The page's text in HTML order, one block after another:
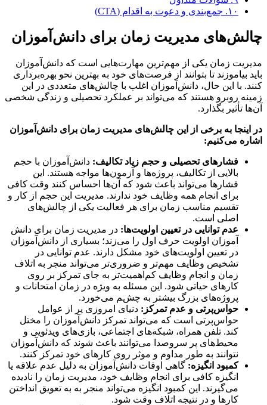
۱۰. جمع‌بندی و دعوت به اقدام (CTA)
مدیریت زمان برای دانش‌آموزان
زمان یکی از مهم‌ترین مهارت‌هایی است که دانش‌آموزان
بیاموزند تا بتوانند از فرصت‌های خود به بهترین نحو بهره‌برداری
با این حال، دانش‌آموزان اغلب با چالش‌های متعددی در این
روبرو هستند که می‌تواند بر عملکرد تحصیلی و زندگی شخصی
تأثیر بگذارد.
به برخی از این چالش‌های مدیریت زمان برای دانش‌آموزان
می‌کنیم:
فشارهای تحصیلی و حجم زیاد تکالیف:دانش‌آموزان با حجم
بالایی از تکالیف، پروژه‌ها و آزمون‌ها مواجه هستند. این
فشارها می‌تواند باعث شود که آن‌ها احساس کنند وقت کافی
برای انجام همه وظایف خود ندارند. مدیریت این حجم از کار و
تقسیم مناسب زمان برای هر فعالیت یکی از چالش‌های
اصلی است.
عدم توانایی در تعیین اولویت‌ها:در مدیریت زمان برای دانش
آموزان اولویت حرف اول را می‌زند؛ بسیاری از دانش‌آموزان
در تعیین اولویت‌های خود مشکل دارند. عدم توانایی در
تشخیص وظایف مهم‌تر و ضروری‌تر می‌تواند منجر به اتلاف
زمان و انجام وظایف کم‌اهمیت‌تر به جای تمرکز بر روی
کارهای حیاتی شود. این مسئله به ویژه در زمان امتحانات و
پروژه‌های بزرگ بیشتر به چشم می‌خورد.
حواس‌پرتی و عدم تمرکز:دنیای امروزی پر از عوامل
حواس‌پرتی است که می‌تواند تمرکز دانش‌آموزان را مختل
کند. تلفن همراه، شبکه‌های اجتماعی، بازی‌های ویدئویی و
محیط‌های پر سروصدا می‌توانند باعث شوند که دانش‌آموزان
نتوانند به طور مداوم و موثر روی کارهای خود تمرکز کنند.
کمبود انگیزه:گاهی اوقات دانش‌آموزان به دلیل عدم علاقه یا
انگیزه کافی برای انجام وظایف خود، مدیریت زمان را نادیده
می‌گیرند. این کمبود انگیزه می‌تواند منجر به به تعویق انداختن
کارها و در نتیجه اتلاف وقت شود.